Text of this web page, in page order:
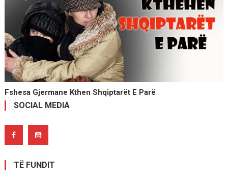
Fshesa Gjermane Kthen Shqiptarët E Parë
SOCIAL MEDIA
TË FUNDIT